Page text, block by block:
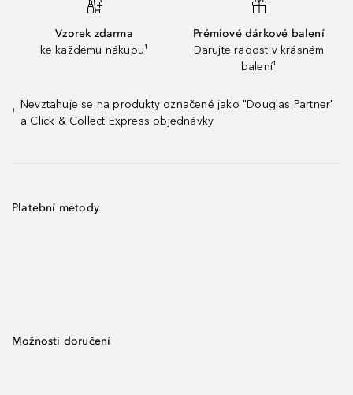
Vzorek zdarma
ke každému nákupu¹
Prémiové dárkové balení
Darujte radost v krásném
balení¹
¹
Nevztahuje se na produkty označené jako "Douglas Partner"
a Click & Collect Express objednávky.
Platební metody
Možnosti doručení